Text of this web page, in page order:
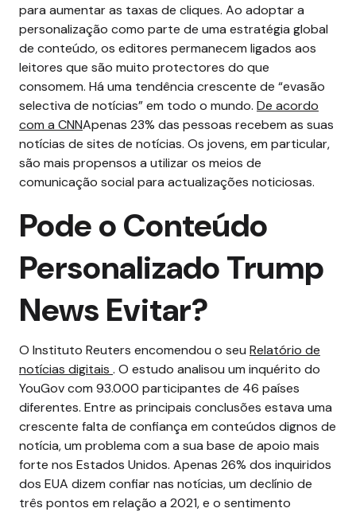
para aumentar as taxas de cliques. Ao adoptar a
personalização como parte de uma estratégia global
de conteúdo, os editores permanecem ligados aos
leitores que são muito protectores do que
consomem. Há uma tendência crescente de “evasão
selectiva de notícias” em todo o mundo. De acordo
com a CNNApenas 23% das pessoas recebem as suas
notícias de sites de notícias. Os jovens, em particular,
são mais propensos a utilizar os meios de
comunicação social para actualizações noticiosas.
Pode o Conteúdo
Personalizado Trump
News Evitar?
O Instituto Reuters encomendou o seu Relatório de
notícias digitais . O estudo analisou um inquérito do
YouGov com 93.000 participantes de 46 países
diferentes. Entre as principais conclusões estava uma
crescente falta de confiança em conteúdos dignos de
notícia, um problema com a sua base de apoio mais
forte nos Estados Unidos. Apenas 26% dos inquiridos
dos EUA dizem confiar nas notícias, um declínio de
três pontos em relação a 2021, e o sentimento